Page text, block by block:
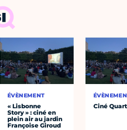
ÉVÈNEMENT
« Lisbonne
Story » : ciné en
plein air au jardin
Françoise Giroud
Ciné